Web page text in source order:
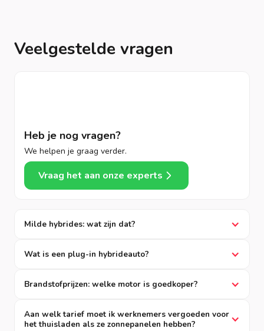
Veelgestelde vragen
Heb je nog vragen?
We helpen je graag verder.
Vraag het aan onze experts
Milde hybrides: wat zijn dat?
Wat is een plug-in hybrideauto?
Brandstofprijzen: welke motor is goedkoper?
Aan welk tarief moet ik werknemers vergoeden voor
het thuisladen als ze zonnepanelen hebben?